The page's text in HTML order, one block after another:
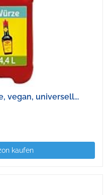
vegan, universell...
kaufen